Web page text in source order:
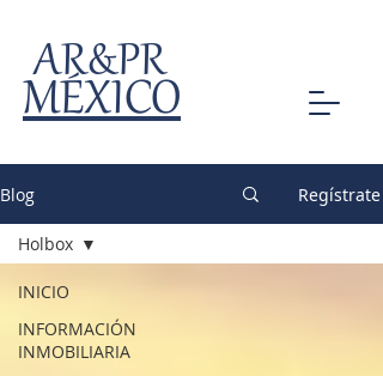
MÉXICO
AR&PR
Blog Regístrate
INICIO
INFORMACIÓN
INMOBILIARIA
Holbox